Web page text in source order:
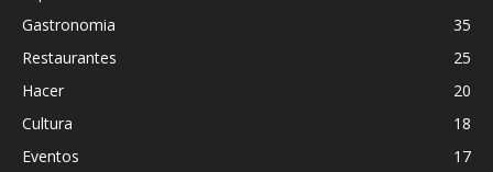
Gastronomia
35
Restaurantes
25
Hacer
20
Cultura
18
Eventos
17